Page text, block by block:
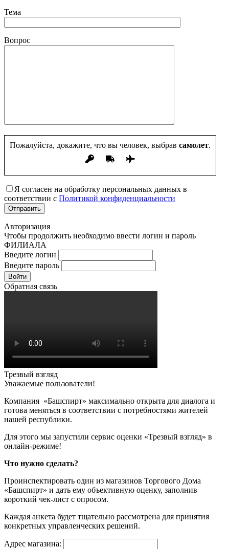
Тема
Вопрос
Пожалуйста, докажите, что вы человек, выбрав самолет.
Я согласен на обработку персональных данных в
соответствии с Политикой конфиденциальности
Авторизация
Чтобы продолжить необходимо ввести логин и пароль
ФИЛИАЛА
Введите логин
Введите пароль
Войти
Обратная связь
Трезвый взгляд
Уважаемые пользователи!
Компания «Башспирт» максимально открыта для диалога и
готова меняться в соответствии с потребностями жителей
нашей республики.
Для этого мы запустили сервис оценки «Трезвый взгляд» в
онлайн-режиме!
Что нужно сделать?
Проинспектировать один из магазинов Торгового Дома
«Башспирт» и дать ему объективную оценку, заполнив
короткий чек-лист с опросом.
Каждая анкета будет тщательно рассмотрена для принятия
конкретных управленческих решений.
Адрес магазина: